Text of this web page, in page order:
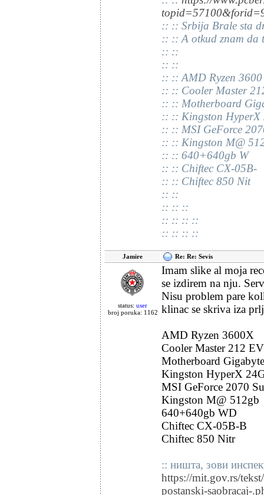
:: :: Srbija Brale sta
:: :: A otkud znam da
:: ::
:: ::
:: :: AMD Ryzen 3600
:: :: Cooler Master
:: :: Motherboard
:: :: Kingston HyperX
:: :: MSI GeForce
:: :: Kingston M@
:: :: 640+640gb W
:: :: Chiftec CX-05B-
:: :: Chiftec 850 Nit
:: ::
:: :: ::
:: :: :: ::
:: :: :: ::
Jamire Re: Re: Sevis
status: user
broj poruka: 1162
Imam slike al moja
se izdirem na nju.
Nisu problem pare
klinac se skriva iza
AMD Ryzen 3600X
Cooler Master 212
Motherboard
Kingston HyperX
MSI GeForce 2070
Kingston M@ 512gb
640+640gb WD
Chiftec CX-05B-B
Chiftec 850 Nitr
:: ништа, зови
https://mit.gov.rs/
postanski-saobracaj-